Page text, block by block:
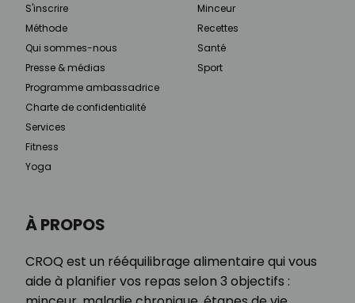
À PROPOS
CROQ est un rééquilibrage alimentaire qui vous
aide à planifier vos repas selon 3 objectifs :
S'inscrire
Méthode
Qui sommes-nous
Presse & médias
Programme ambassadrice
Charte de confidentialité
Services
Fitness
Yoga
Minceur
Recettes
Santé
Sport